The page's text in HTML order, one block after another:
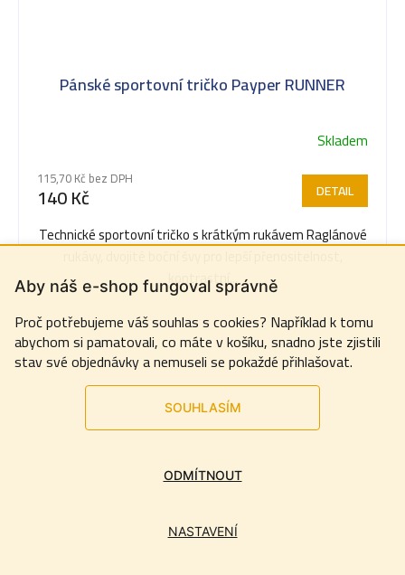
Aby náš e-shop fungoval správně
Proč potřebujeme váš souhlas s cookies? Například k tomu
abychom si pamatovali, co máte v košíku, snadno jste zjistili
stav své objednávky a nemuseli se pokaždé přihlašovat.
SOUHLASÍM
NASTAVENÍ
ODMÍTNOUT
Pánské sportovní tričko Payper RUNNER
Skladem
115,70 Kč bez DPH
140 Kč DETAIL
Technické sportovní tričko s krátkým rukávem Raglánové
kontrastní...